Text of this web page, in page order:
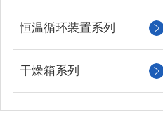
恒温循环装置系列
干燥箱系列